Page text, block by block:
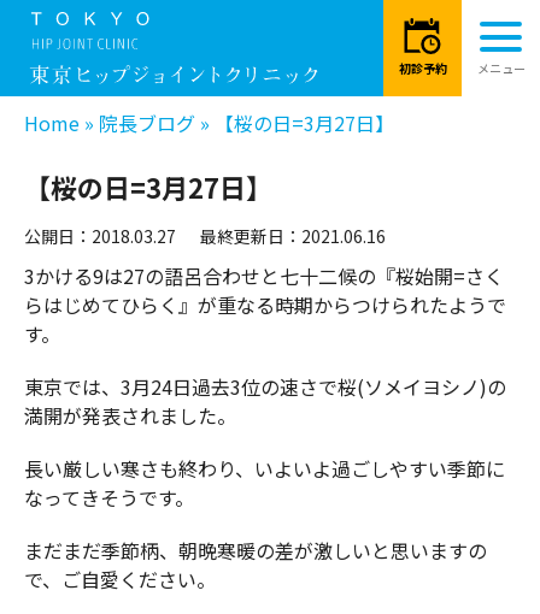
Home » 院長ブログ » 【桜の日=3月27日】
【桜の日=3月27日】
公開日：2018.03.27 最終更新日：2021.06.16
3かける9は27の語呂合わせと七十二候の『桜始開=さく
らはじめてひらく』が重なる時期からつけられたようで
す。
東京では、3月24日過去3位の速さで桜(ソメイヨシノ)の
満開が発表されました。
長い厳しい寒さも終わり、いよいよ過ごしやすい季節に
なってきそうです。
まだまだ季節柄、朝晩寒暖の差が激しいと思いますの
で、ご自愛ください。